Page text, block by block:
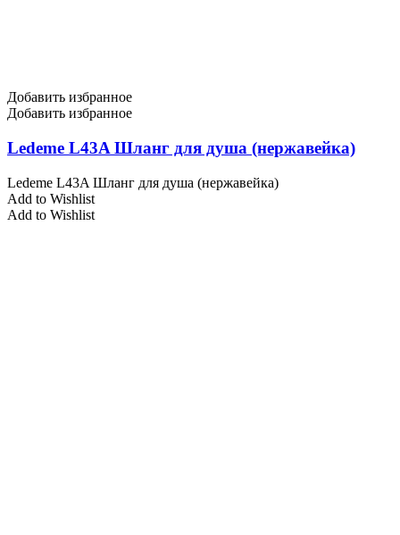
Добавить избранное
Добавить избранное
Ledeme L43A Шланг для душа (нержавейка)
Ledeme L43A Шланг для душа (нержавейка)
Add to Wishlist
Add to Wishlist